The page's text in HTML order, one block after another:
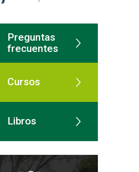
Preguntas
frecuentes
Cursos
Libros